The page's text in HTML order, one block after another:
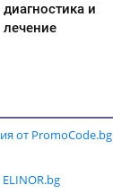
диагностика и
лечение
от PromoCode.bg